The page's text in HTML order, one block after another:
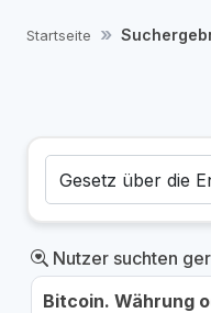
Startseite
Nutzer suchten
Bitcoin. Währung